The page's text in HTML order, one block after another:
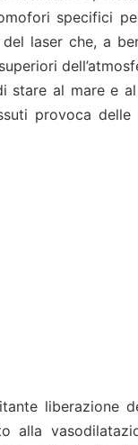
specifici
laser che, a
stare al mare e
provoca
liberazione